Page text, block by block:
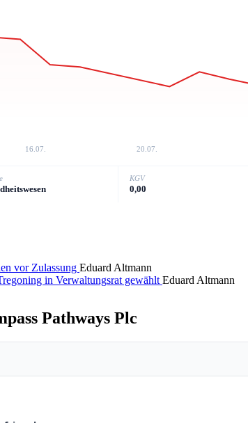
16.07. 20.07.
KGV
0,00
vor Zulassung Eduard Altmann
in Verwaltungsrat gewählt Eduard Altmann
Pathways Plc